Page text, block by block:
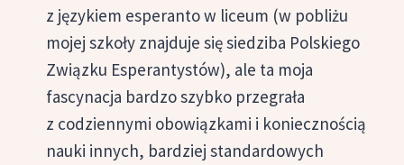
z językiem esperanto w liceum (w pobliżu
mojej szkoły znajduje się siedziba Polskiego
Związku Esperantystów), ale ta moja
fascynacja bardzo szybko przegrała
z codziennymi obowiązkami i koniecznością
nauki innych, bardziej standardowych